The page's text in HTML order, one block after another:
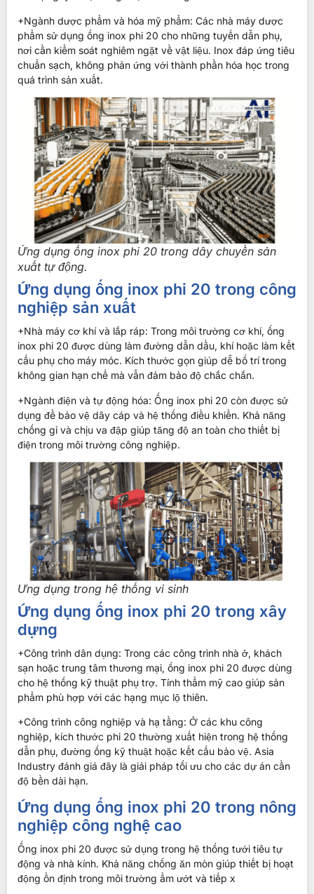
+Ngành dược phẩm và hóa mỹ phẩm: Các nhà máy dược
phẩm sử dụng ống inox phi 20 cho những tuyến dẫn phụ,
nơi cần kiểm soát nghiêm ngặt về vật liệu. Inox đáp ứng tiêu
chuẩn sạch, không phản ứng với thành phần hóa học trong
quá trình sản xuất.
Ứng dụng ống inox phi 20 trong dây chuyền sản
xuất tự động.
Ứng dụng ống inox phi 20 trong công
nghiệp sản xuất
+Nhà máy cơ khí và lắp ráp: Trong môi trường cơ khí, ống
inox phi 20 được dùng làm đường dẫn dầu, khí hoặc làm kết
cấu phụ cho máy móc. Kích thước gọn giúp dễ bố trí trong
không gian hạn chế mà vẫn đảm bảo độ chắc chắn.
+Ngành điện và tự động hóa: Ống inox phi 20 còn được sử
dụng để bảo vệ dây cáp và hệ thống điều khiển. Khả năng
chống gỉ và chịu va đập giúp tăng độ an toàn cho thiết bị
điện trong môi trường công nghiệp.
Ưng dụng trong hệ thống vi sinh
Ứng dụng ống inox phi 20 trong xây
dựng
+Công trình dân dụng: Trong các công trình nhà ở, khách
sạn hoặc trung tâm thương mại, ống inox phi 20 được dùng
cho hệ thống kỹ thuật phụ trợ. Tính thẩm mỹ cao giúp sản
phẩm phù hợp với các hạng mục lộ thiên.
+Công trình công nghiệp và hạ tầng: Ở các khu công
nghiệp, kích thước phi 20 thường xuất hiện trong hệ thống
dẫn phụ, đường ống kỹ thuật hoặc kết cấu bảo vệ. Asia
Industry đánh giá đây là giải pháp tối ưu cho các dự án cần
độ bền dài hạn.
Ứng dụng ống inox phi 20 trong nông
nghiệp công nghệ cao
Ống inox phi 20 được sử dụng trong hệ thống tưới tiêu tự
động và nhà kính. Khả năng chống ăn mòn giúp thiết bị hoạt
động ổn định trong môi trường ẩm ướt và tiếp x